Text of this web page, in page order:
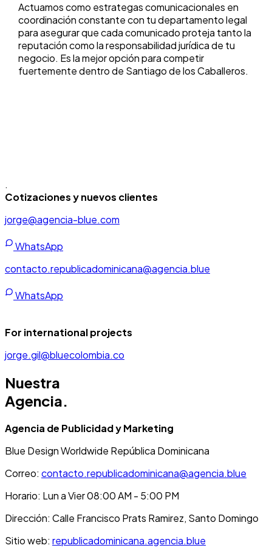
Actuamos como estrategas comunicacionales en
coordinación constante con tu departamento legal
para asegurar que cada comunicado proteja tanto la
reputación como la responsabilidad jurídica de tu
negocio. Es la mejor opción para competir
fuertemente dentro de Santiago de los Caballeros.
.
Cotizaciones y nuevos clientes
jorge@agencia-blue.com
WhatsApp
contacto.republicadominicana@agencia.blue
WhatsApp
For international projects
jorge.gil@bluecolombia.co
Nuestra
Agencia.
Agencia de Publicidad y Marketing
Blue Design Worldwide República Dominicana
Correo: contacto.republicadominicana@agencia.blue
Horario: Lun a Vier 08:00 AM - 5:00 PM
Dirección: Calle Francisco Prats Ramirez, Santo Domingo
Sitio web: republicadominicana.agencia.blue